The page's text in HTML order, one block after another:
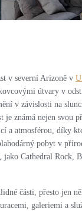
v severní Arizoně v
útvary v
v závislosti na
je známá nejen svou
a atmosférou, díky
pobyt v
jako Cathedral Rock,
části, přesto jen
galeriemi a